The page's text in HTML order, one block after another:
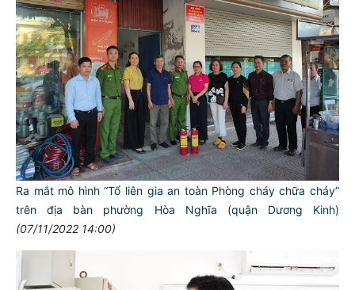
Ra mắt mô hình “Tổ liên gia an toàn Phòng cháy chữa cháy”
trên địa bàn phường Hòa Nghĩa (quận Dương Kinh)
(07/11/2022 14:00)